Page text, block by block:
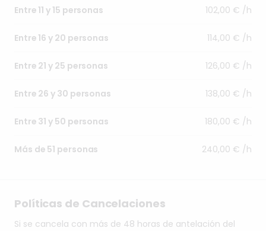
Entre 11 y 15 personas 102,00 € /h
Entre 16 y 20 personas 114,00 € /h
Entre 21 y 25 personas 126,00 € /h
Entre 26 y 30 personas 138,00 € /h
Entre 31 y 50 personas 180,00 € /h
Más de 51 personas 240,00 € /h
Políticas de Cancelaciones
Si se cancela con más de 48 horas de antelación del